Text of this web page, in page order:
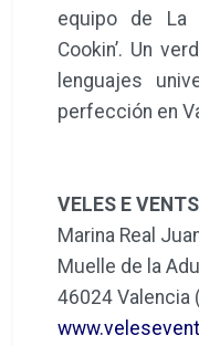
Muelle de la
46024 Valencia
Localización